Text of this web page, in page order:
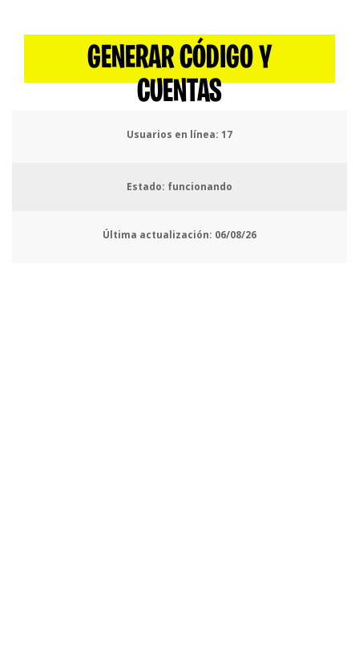
GENERAR CÓDIGO Y
CUENTAS
Usuarios en línea: 21
Estado: funcionando
Última actualización: 06/08/26